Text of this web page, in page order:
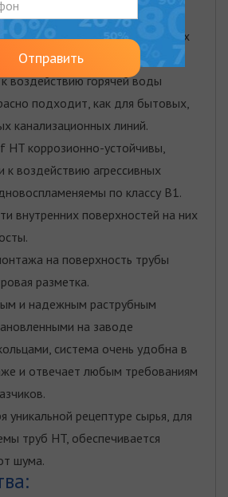
для отвода сточных и дождевых
вентиляции зданий.
воздействию горячей воды
подходит, как для бытовых,
канализационных линий.
HT коррозионно-устойчивы,
к воздействию агрессивных
по классу B1.
внутренних поверхностей на них
на поверхность трубы
разметка.
и надежным раструбным
на заводе
система очень удобна в
и отвечает любым требованиям
уникальной рецептуре сырья, для
труб HT, обеспечивается
шума.
Отправить